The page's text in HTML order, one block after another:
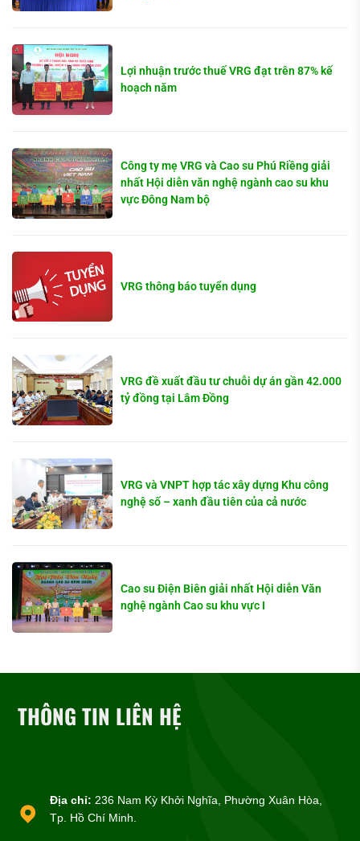
Lợi nhuận trước thuế VRG đạt trên 87% kế
hoạch năm
Công ty mẹ VRG và Cao su Phú Riềng giải
nhất Hội diễn văn nghệ ngành cao su khu
vực Đông Nam bộ
VRG thông báo tuyển dụng
VRG đề xuất đầu tư chuỗi dự án gần 42.000
tỷ đồng tại Lâm Đồng
VRG và VNPT hợp tác xây dựng Khu công
nghệ số – xanh đầu tiên của cả nước
Cao su Điện Biên giải nhất Hội diễn Văn
nghệ ngành Cao su khu vực I
THÔNG TIN LIÊN HỆ
Địa chỉ: 236 Nam Kỳ Khởi Nghĩa, Phường Xuân Hòa,
Tp. Hồ Chí Minh.